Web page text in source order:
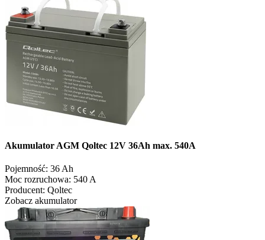
Akumulator AGM Qoltec 12V 36Ah max. 540A
Pojemność: 36 Ah
Moc rozruchowa: 540 A
Producent: Qoltec
Zobacz akumulator